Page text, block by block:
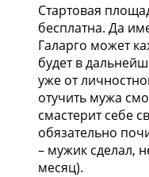
Стартовая
бесплатна. Да
Галарго может
будет в
уже от
отучить мужа
смастерит себе
обязательно
– мужик сделал,
месяц).